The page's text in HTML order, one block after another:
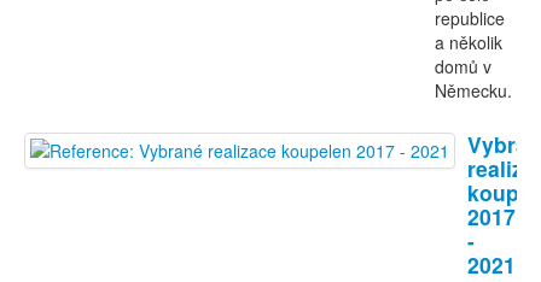
republice
a několik
domů v
Německu.
2017
-
2021